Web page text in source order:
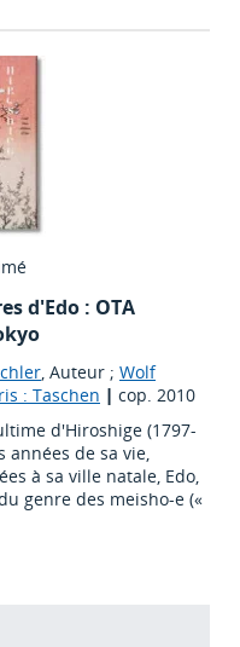
d'Edo : OTA
, Auteur ; Wolf
: Taschen | cop. 2010
d'Hiroshige (1797-
années de sa vie,
à sa ville natale, Edo,
genre des meisho-e («